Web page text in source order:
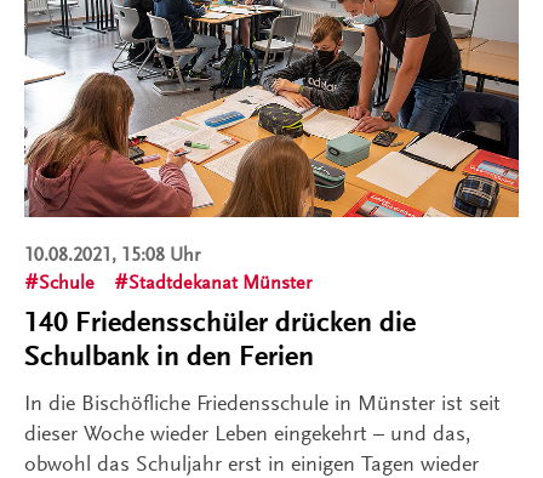
10.08.2021, 15:08 Uhr
Schule
Stadtdekanat Münster
140 Friedensschüler drücken die
Schulbank in den Ferien
In die Bischöfliche Friedensschule in Münster ist seit
dieser Woche wieder Leben eingekehrt – und das,
obwohl das Schuljahr erst in einigen Tagen wieder